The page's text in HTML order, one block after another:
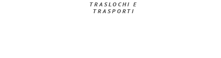
TRASLOCHI E
TRASPORTI​